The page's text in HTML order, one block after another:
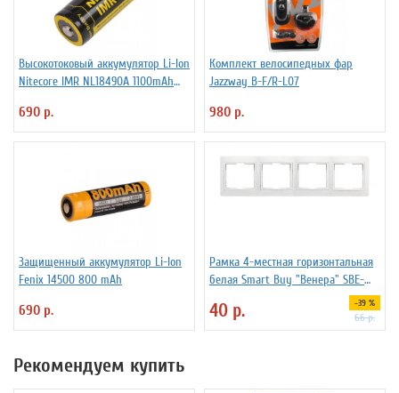
Высокотоковый аккумулятор Li-Ion
Niteсore IMR NL18490A 1100mAh
690 р.
Комплект велосипедных фар
Jazzway B-F/R-L07
980 р.
Защищенный аккумулятор Li-Ion
Fenix 14500 800 mAh
690 р.
Рамка 4-местная горизонтальная
белая Smart Buy "Венера" SBE-
40 р. -39 %
66 р.
Рекомендуем купить